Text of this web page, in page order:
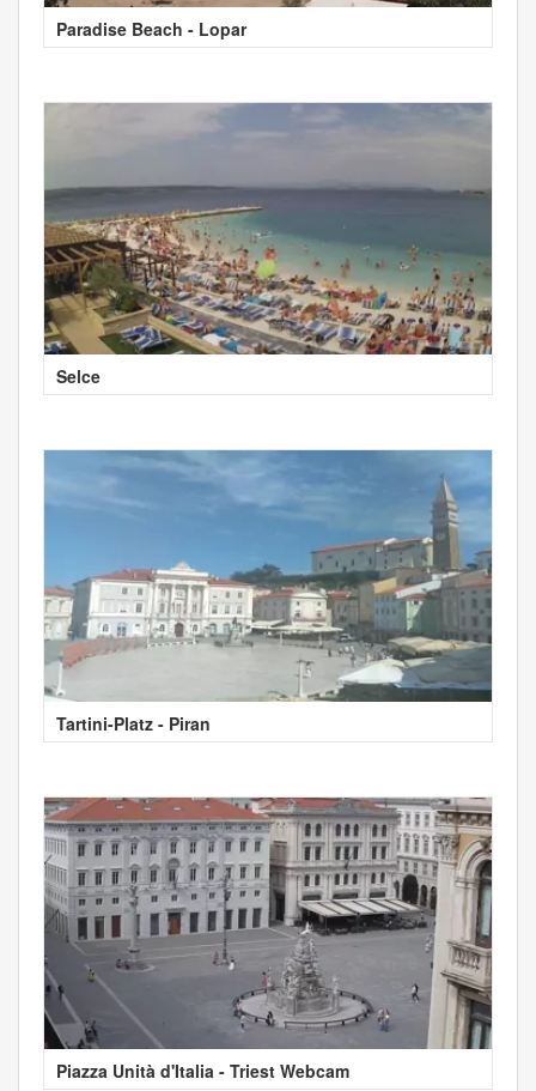
Paradise Beach - Lopar
Selce
Tartini-Platz - Piran
Piazza Unità d'Italia - Triest Webcam